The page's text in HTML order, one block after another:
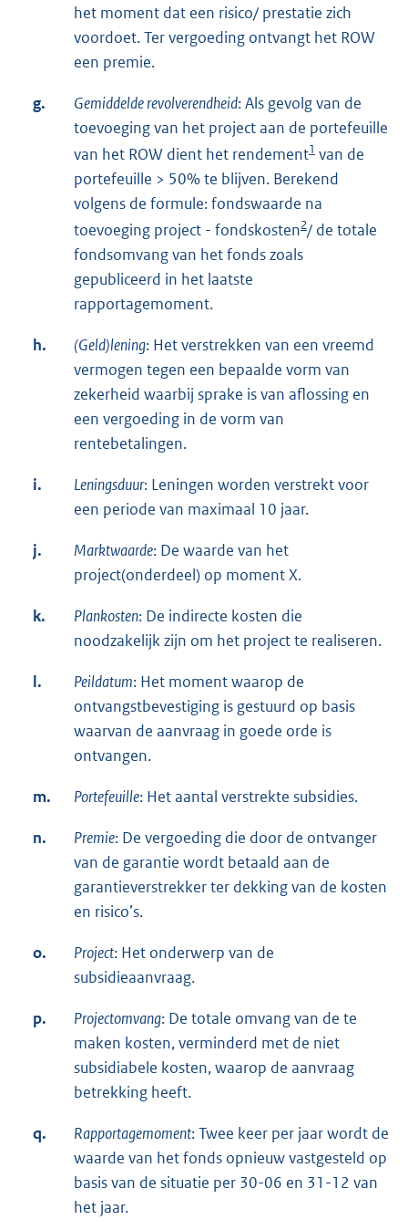
het moment dat een risico/ prestatie zich
voordoet. Ter vergoeding ontvangt het ROW
een premie.
g. Gemiddelderevolverendheid: Als gevolg van de
toevoeging van het project aan de portefeuille
van het ROW dient het rendement1 van de
portefeuille > 50% te blijven. Berekend
volgens de formule: fondswaarde na
toevoeging project - fondskosten2/ de totale
fondsomvang van het fonds zoals
gepubliceerd in het laatste
rapportagemoment.
h. (Geld)lening: Het verstrekken van een vreemd
vermogen tegen een bepaalde vorm van
zekerheid waarbij sprake is van aflossing en
een vergoeding in de vorm van
rentebetalingen.
i. Leningsduur: Leningen worden verstrekt voor
een periode van maximaal 10 jaar.
j. Marktwaarde: De waarde van het
project(onderdeel) op moment X.
k. Plankosten: De indirecte kosten die
noodzakelijk zijn om het project te realiseren.
l. Peildatum: Het moment waarop de
ontvangstbevestiging is gestuurd op basis
waarvan de aanvraag in goede orde is
ontvangen.
m. Portefeuille: Het aantal verstrekte subsidies.
n. Premie: De vergoeding die door de ontvanger
van de garantie wordt betaald aan de
garantieverstrekker ter dekking van de kosten
en risico’s.
o. Project: Het onderwerp van de
subsidieaanvraag.
p. Projectomvang: De totale omvang van de te
maken kosten, verminderd met de niet
subsidiabele kosten, waarop de aanvraag
betrekking heeft.
q. Rapportagemoment: Twee keer per jaar wordt de
waarde van het fonds opnieuw vastgesteld op
basis van de situatie per 30-06 en 31-12 van
het jaar.